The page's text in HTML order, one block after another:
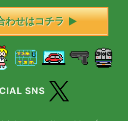
わせはコチラ
SNS